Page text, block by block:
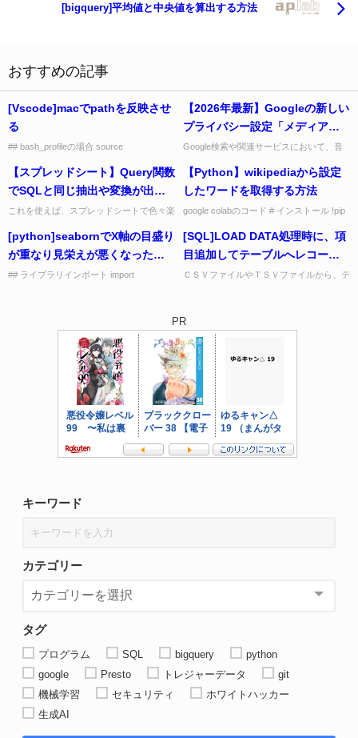
[bigquery]平均値と中央値を算出する方法
おすすめの記事
[Vscode]macでpathを反映させ
る
## bash_profileの場合 source
~/.zshrc ...
【2026年最新】Googleの新しい
プライバシー設定「メディア保
存」をオフにする最新手順
Google検索や関連サービスにおいて、音
ど）の扱いを変更する新しいプライバシー
設定「メディア保存」...
【スプレッドシート】Query関数
でSQLと同じ抽出や変換が出来
る
これを使えば、スプレッドシートで色々楽
項目の存在数をCOUNTするのはよく使
う。 ここがおすすめ...
【Python】wikipediaから設定
したワードを取得する方法
google colabのコード # インストール !pip
[python]seabornでX軸の目盛り
が重なり見栄えが悪くなった時
の対策
## ライブラリインポート import
[SQL]LOAD DATA処理時に、項
目追加してテーブルへレコード
を入れる方法(mysql)
ＣＳＶファイルやＴＳＶファイルから、テ
のようなコマンドで可能。 ...
PR
キーワード
カテゴリー
タグ
プログラム SQL bigquery
python
google
Presto トレジャーデータ
git
機械学習
セキュリティ
ホワイトハッカー
生成AI